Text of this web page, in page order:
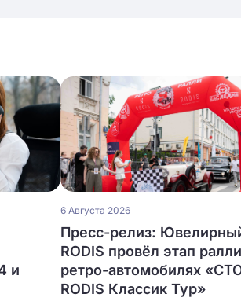
и
6 Августа 2026
Пресс-релиз:
RODIS провёл этап
ретро-автомобилях
RODIS Классик Тур»